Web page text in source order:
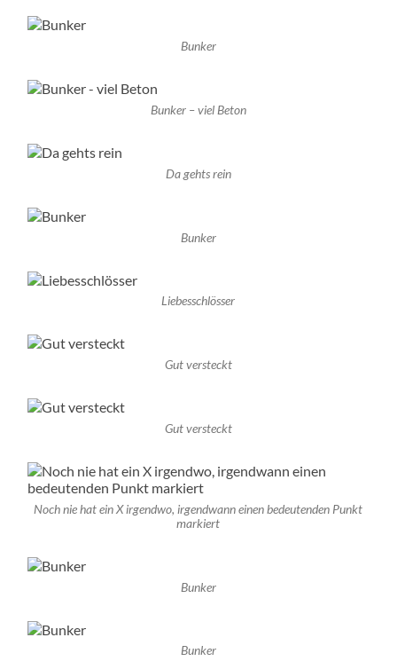
Bunker
Bunker – viel Beton
Da gehts rein
Bunker
Liebesschlösser
Gut versteckt
Gut versteckt
Noch nie hat ein X irgendwo, irgendwann einen bedeutenden Punkt
markiert
Bunker
Bunker